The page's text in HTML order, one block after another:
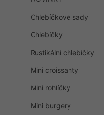
Chlebíčkové sady
Chlebíčky
Rustikální chlebíčky
Mini croissanty
Mini rohlíčky
Mini burgery